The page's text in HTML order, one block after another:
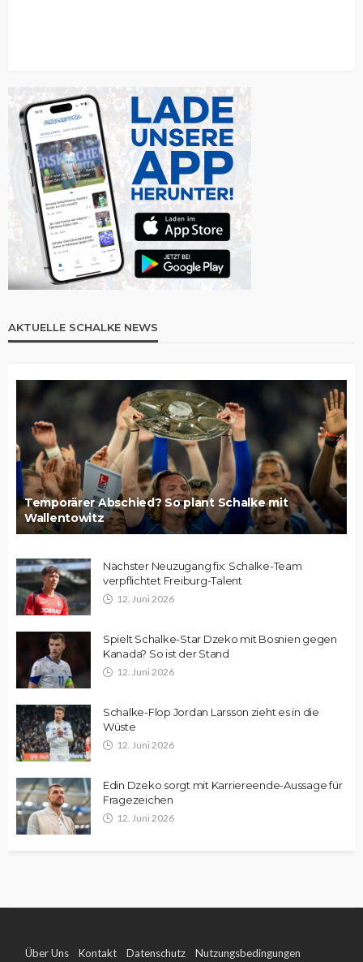
AKTUELLE SCHALKE NEWS
Temporärer Abschied? So plant Schalke mit
Wallentowitz
Nächster Neuzugang fix: Schalke-Team
verpflichtet Freiburg-Talent
12. Juni 2026
Spielt Schalke-Star Dzeko mit Bosnien gegen
Kanada? So ist der Stand
12. Juni 2026
Schalke-Flop Jordan Larsson zieht es in die
Wüste
12. Juni 2026
Edin Dzeko sorgt mit Karriereende-Aussage für
Fragezeichen
12. Juni 2026
Über Uns Kontakt Datenschutz Nutzungsbedingungen